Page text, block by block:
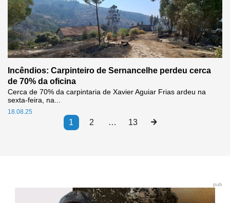
Incêndios: Carpinteiro de Sernancelhe perdeu cerca
de 70% da oficina
18.08.25
Cerca de 70% da carpintaria de Xavier Aguiar Frias ardeu na
sexta-feira, na...
1 2 … 13
pub